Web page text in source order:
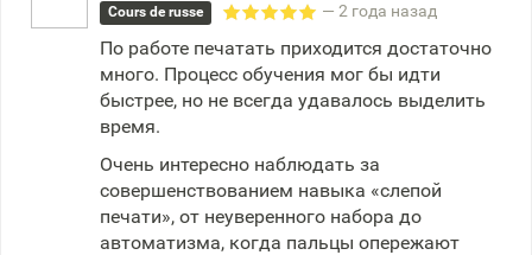
Cours de russe — 2 года назад
По работе печатать приходится достаточно
много. Процесс обучения мог бы идти
быстрее, но не всегда удавалось выделить
время.
Очень интересно наблюдать за
совершенствованием навыка «слепой
печати», от неуверенного набора до
автоматизма, когда пальцы опережают